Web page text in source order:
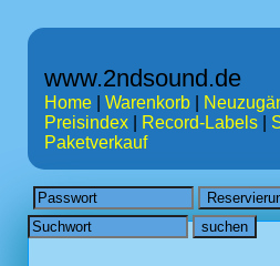
www.2ndsound.de
Home Warenkorb
Preisindex
Record-Labels
Paketverkauf